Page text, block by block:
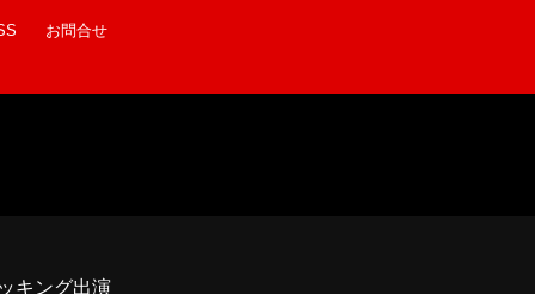
お問合せ
キング出演